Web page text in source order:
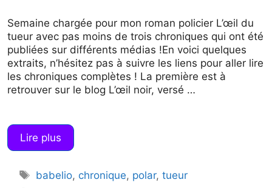
Semaine chargée pour mon roman policier L’œil du
tueur avec pas moins de trois chroniques qui ont été
publiées sur différents médias !En voici quelques
extraits, n’hésitez pas à suivre les liens pour aller lire
les chroniques complètes ! La première est à
retrouver sur le blog L’œil noir, versé …
Lire plus
Étiquettes
babelio, chronique, polar,tueur